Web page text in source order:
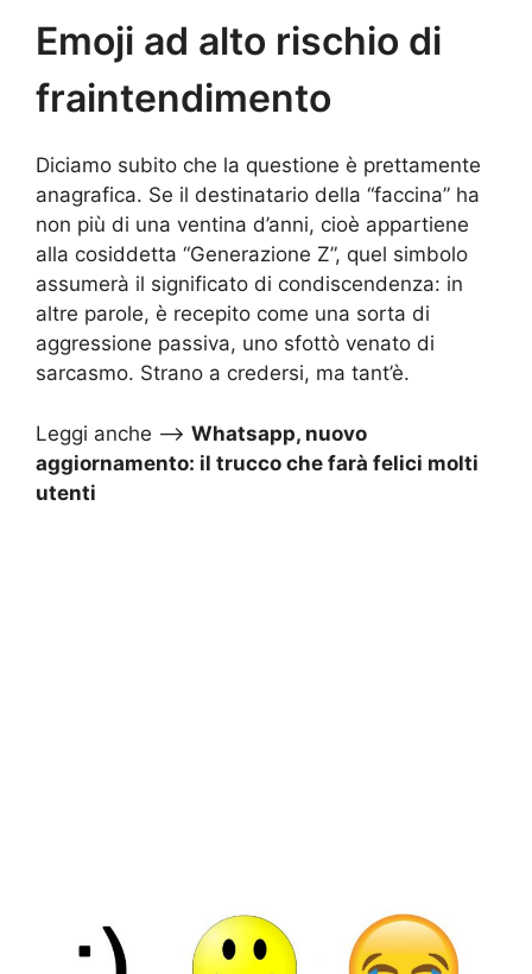
Emoji ad alto rischio di
fraintendimento
Diciamo subito che la questione è prettamente
anagrafica. Se il destinatario della “faccina” ha
non più di una ventina d’anni, cioè appartiene
alla cosiddetta “Generazione Z”, quel simbolo
assumerà il significato di condiscendenza: in
altre parole, è recepito come una sorta di
aggressione passiva, uno sfottò venato di
sarcasmo. Strano a credersi, ma tant’è.
Leggi anche –> Whatsapp, nuovo
aggiornamento: il trucco che farà felici molti
utenti